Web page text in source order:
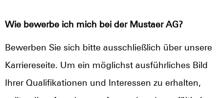
Wie bewerbe ich mich bei der Mustaer AG?
Bewerben Sie sich bitte ausschließlich über unsere
Karriereseite. Um ein möglichst ausführliches Bild
Ihrer Qualifikationen und Interessen zu erhalten,